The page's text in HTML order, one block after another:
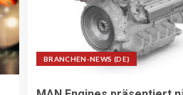
BRANCHEN-NEWS (DE)